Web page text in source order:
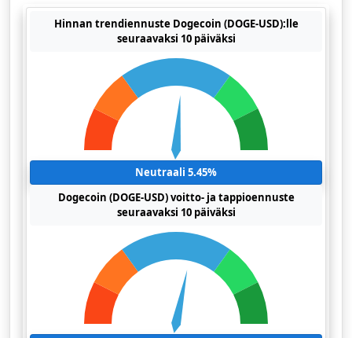
Hinnan trendiennuste Dogecoin (DOGE-USD):lle
seuraavaksi 10 päiväksi
Neutraali 5.45%
Dogecoin (DOGE-USD) voitto- ja tappioennuste
seuraavaksi 10 päiväksi